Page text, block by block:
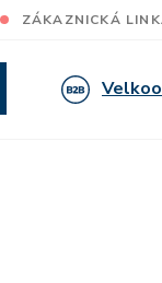
ZÁKAZNICKÁ